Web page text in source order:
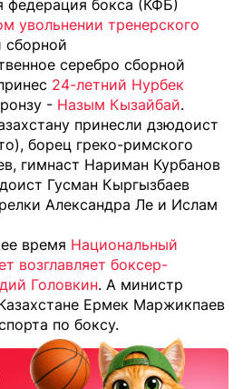
федерация бокса (КФБ)
увольнении тренерского
сборной
серебро сборной
24-летний Нурбек
- Назым Кызайбай.
принесли дзюдоист
борец греко-римского
гимнаст Нариман Курбанов
Гусман Кыргызбаев
Александра Ле и Ислам
время Национальный
возглавляет боксер-
Головкин. А министр
Ермек Маржикпаев
по боксу.